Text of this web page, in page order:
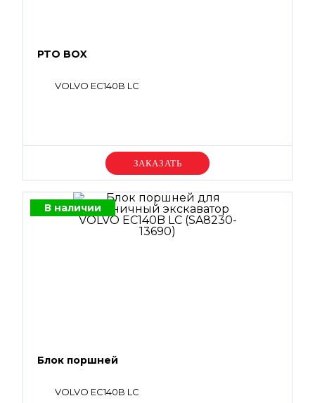
PTO BOX
VOLVO EC140B LC
Уточняйте цену
В наличии
Блок поршней
VOLVO EC140B LC